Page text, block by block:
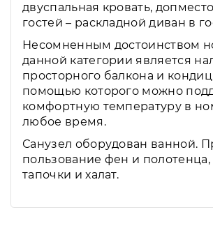
двуспальная кровать,
гостей – раскладной диван в
Несомненным достоинством
данной категории является
просторного балкона и
помощью которого можно
комфортную температуру в
любое время.
Санузел оборудован ванной.
пользование фен и полотенца,
тапочки и халат.